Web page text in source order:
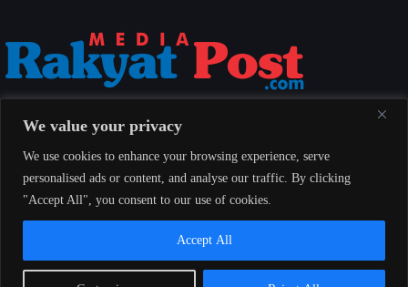
We value your privacy
We use cookies to enhance your browsing experience, serve
personalised ads or content, and analyse our traffic. By clicking
"Accept All", you consent to our use of cookies.
Accept All
berimbang untuk seluruh masyarakat Indonesia.
Redaksi Pedoman Pemberitaan Media Siber
© 2026 Media Rakyat Post — Seluruh hak cipta dilindungi undang-